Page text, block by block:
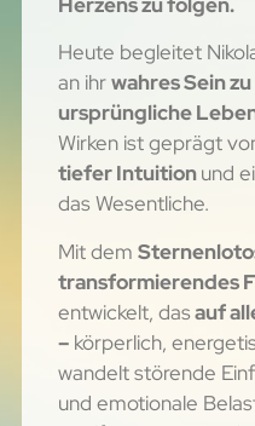
Heute begleitet
an ihrwahres Sein
ursprüngliche
Wirken ist geprägt
tiefer Intuitionund
das Wesentliche.
Mit dem
transformierendes
entwickelt, dasauf
–körperlich,
wandelt störende
und emotionale